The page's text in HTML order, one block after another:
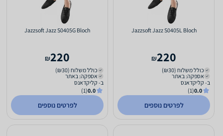
Jazzsoft Jazz S0405L Bloch
220
₪
כולל משלוח (₪30)
אספקה: באתר
ב- קליקדאנס
0.0
(1)
לפרטים נוספים
Jazzsoft Jazz S0405G Bloch
220
₪
כולל משלוח (₪30)
אספקה: באתר
ב- קליקדאנס
0.0
(1)
לפרטים נוספים